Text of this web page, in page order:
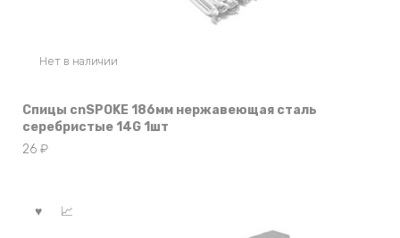
Нет в наличии
Спицы cnSPOKE 186мм нержавеющая сталь
серебристые 14G 1шт
26 ₽